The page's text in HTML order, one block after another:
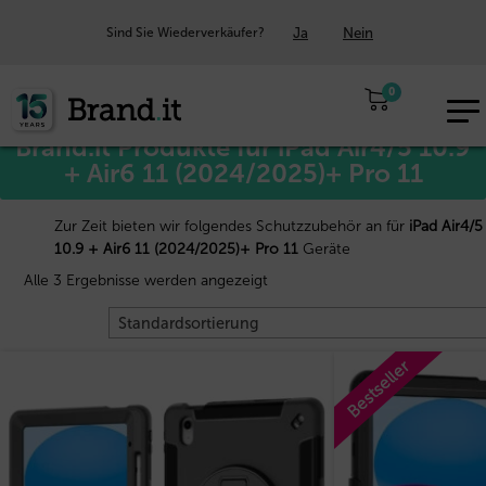
Sind Sie Wiederverkäufer? Ja Nein
0
DE
Start/Apple™ / iPad Air4/5 10.9 + Air6 11 (2024/2025)+ Pro 11
Brand.it Produkte für iPad Air4/5 10.9
+ Air6 11 (2024/2025)+ Pro 11
Zur Zeit bieten wir folgendes Schutzzubehör an für iPad Air4/5
10.9 + Air6 11 (2024/2025)+ Pro 11 Geräte
Alle 3 Ergebnisse werden angezeigt
Bestseller